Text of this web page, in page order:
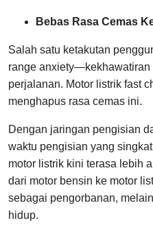
Bebas Rasa Cemas
Salah satu ketakutan
range anxiety—kekhawatiran
perjalanan. Motor listrik fast
menghapus rasa cemas ini.
Dengan jaringan pengisian
waktu pengisian yang
motor listrik kini terasa lebih
dari motor bensin ke motor
sebagai pengorbanan,
hidup.